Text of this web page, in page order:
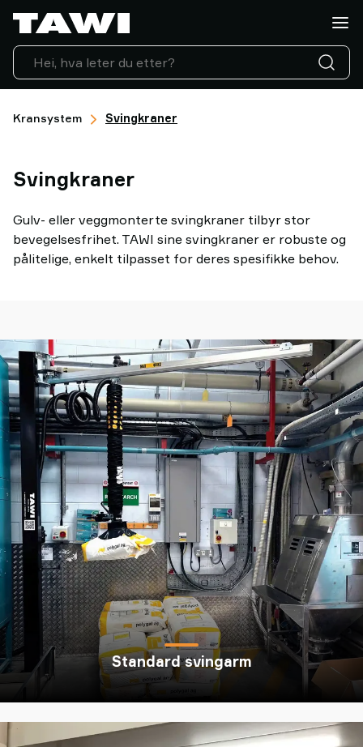
Kransystem Svingkraner
Svingkraner
Gulv- eller veggmonterte svingkraner tilbyr stor
bevegelsesfrihet. TAWI sine svingkraner er robuste og
pålitelige, enkelt tilpasset for deres spesifikke behov.
Standard svingarm
Hva
vil
du
løfte?
Løfteutstyr
Support
Innsikt
Kontakt
oss